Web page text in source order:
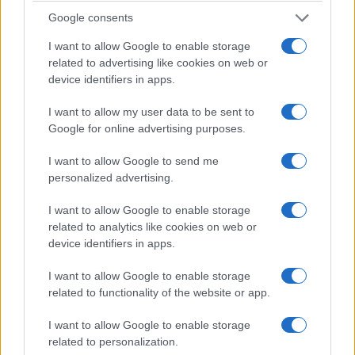
Google consents
I want to allow Google to enable storage
related to advertising like cookies on web or
device identifiers in apps.
I want to allow my user data to be sent to
Google for online advertising purposes.
I want to allow Google to send me
personalized advertising.
I want to allow Google to enable storage
related to analytics like cookies on web or
device identifiers in apps.
I want to allow Google to enable storage
related to functionality of the website or app.
I want to allow Google to enable storage
related to personalization.
qualcosa di semplice ma, visti i tempi,
scrollando su Instagram hannocostruito un
banchetto nel cortile di casa
fresca, caffè, acqua e pasticcini. Lo scopo?
Mettere da parte qualche soldo e comprarsi un
vecchioPiaggio Ciao, il motorino che ha fatto
sognare generazioni intere e che è praticamente
sconosciuto alla maggior parte dei loro coetanei.
I ragazzi si svegliavano anche alle cinque del
mattino per preparare tutto e per guadagnare
qualche soldino anziché mettere il broncio ai
genitori nel tentativo di farsi dare da loro
l’ammontare per l’acquisto del Ciao. E stava anche